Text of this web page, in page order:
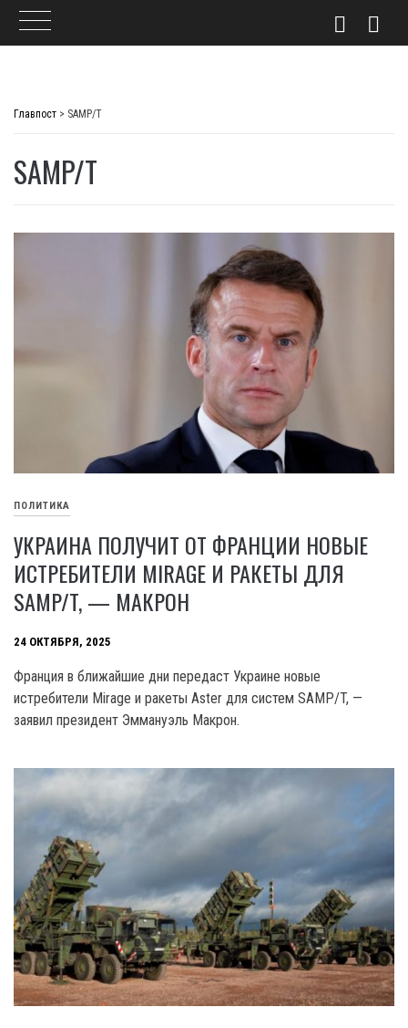
Главпост > SAMP/T
SAMP/T
ПОЛИТИКА
УКРАИНА ПОЛУЧИТ ОТ ФРАНЦИИ НОВЫЕ
ИСТРЕБИТЕЛИ MIRAGE И РАКЕТЫ ДЛЯ
SAMP/T, — МАКРОН
24 ОКТЯБРЯ, 2025
Франция в ближайшие дни передаст Украине новые
истребители Mirage и ракеты Aster для систем SAMP/T, —
заявил президент Эммануэль Макрон.